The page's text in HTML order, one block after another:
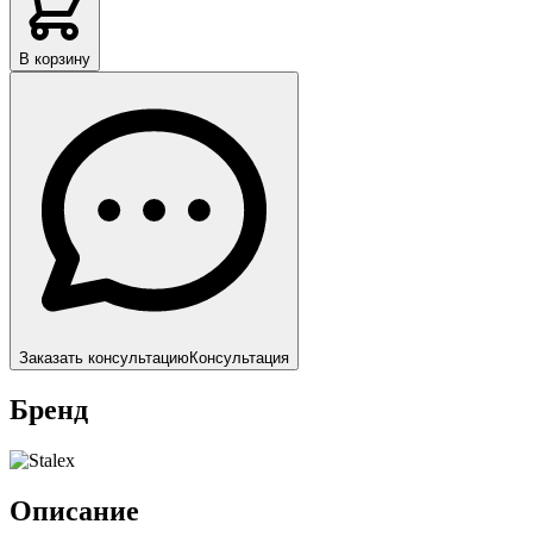
В корзину
Заказать консультациюКонсультация
Бренд
Описание